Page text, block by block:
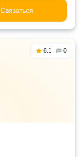
Связаться
6.1 0